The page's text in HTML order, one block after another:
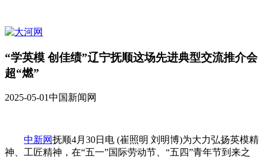
“学英模 创佳绩”辽宁抚顺这场先进典型交流推介会
超“燃”
2025-05-01中国新闻网
中新网抚顺4月30日电 (崔照明 刘明博)为大力弘扬英模精
神、工匠精神，在“五一”国际劳动节、“五四”青年节到来之